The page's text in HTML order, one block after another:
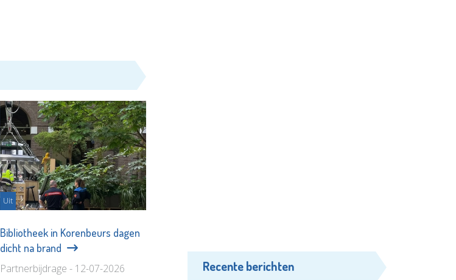
Uit
Bibliotheek in Korenbeurs dagen
dicht na brand
Partnerbijdrage - 12-07-2026
Recente berichten